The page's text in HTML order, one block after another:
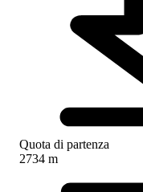
Quota di partenza
2734 m